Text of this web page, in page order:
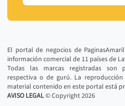
El portal de negocios de
información comercial de 11 países de
Todas las marcas registradas son
respectiva o de gurú. La
material contenido en este portal está
AVISO LEGAL© Copyright2026